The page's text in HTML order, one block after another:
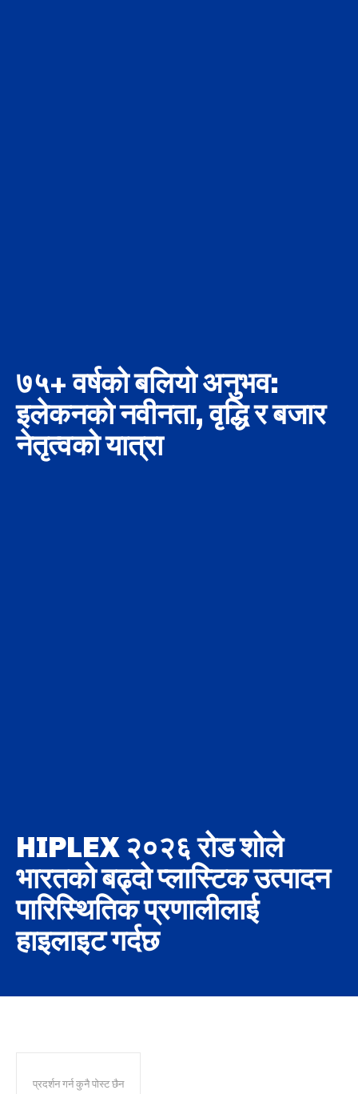
७५+ वर्षको बलियो अनुभव:
इलेकनको नवीनता, वृद्धि र बजार
नेतृत्वको यात्रा
HIPLEX २०२६ रोड शोले
भारतको बढ्दो प्लास्टिक उत्पादन
पारिस्थितिक प्रणालीलाई
हाइलाइट गर्दछ
प्रदर्शन गर्न कुनै पोस्ट छैन